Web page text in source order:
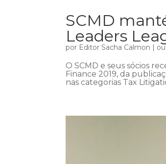
SCMD
Leaders
por Editor Sacha Calmon
O SCMD e seus sócios
Finance 2019, da
nas categorias Tax